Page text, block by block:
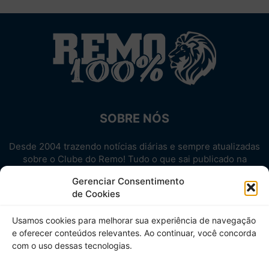
Gerenciar Consentimento
de Cookies
Usamos cookies para melhorar sua experiência de navegação
e oferecer conteúdos relevantes. Ao continuar, você concorda
com o uso dessas tecnologias.
SOBRE NÓS
Desde 2004 trazendo notícias diárias e sempre atualizadas
sobre o Clube do Remo! Tudo o que sai publicado na
Aproveite! Site não-oficial.
SIGA-NOS